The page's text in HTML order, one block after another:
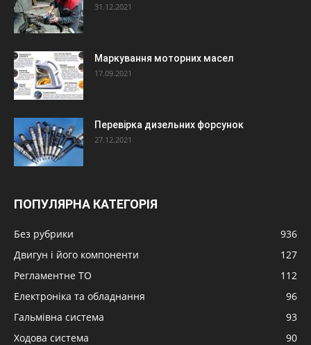
31.12.2021
Маркування моторних масел
17.09.2021
Перевірка дизельних форсунок
27.12.2021
ПОПУЛЯРНА КАТЕГОРІЯ
Без рубрики
936
Двигун і його компоненти
127
Регламентне ТО
112
Електроніка та обладнання
96
Гальмівна система
93
Ходова система
90